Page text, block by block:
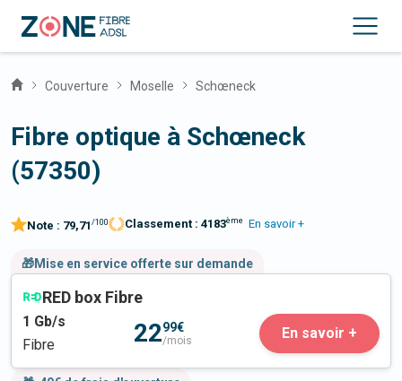
Couverture Moselle Schœneck
Fibre optique à Schœneck
(57350)
Note : 79,71 /100 Classement : 4183ème En savoir +
🎁Mise en service offerte sur demande
RED box Fibre
1 Gb/s
Fibre
2299€
/mois En savoir +